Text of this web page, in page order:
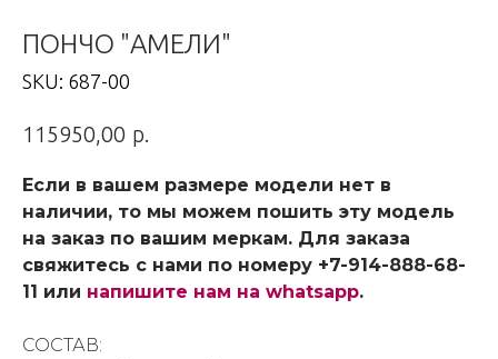
ПОНЧО "АМЕЛИ"
SKU: 687-00
115950,00 р.
Если в вашем размере модели нет в
наличии, то мы можем пошить эту модель
на заказ по вашим меркам. Для заказа
свяжитесь с нами по номеру +7-914-888-68-
11 или напишите нам на whatsapp.
СОСТАВ: